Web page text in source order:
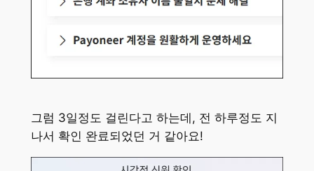
그럼 3일정도 걸린다고 하는데, 전 하루정도 지
나서 확인 완료되었던 거 같아요!